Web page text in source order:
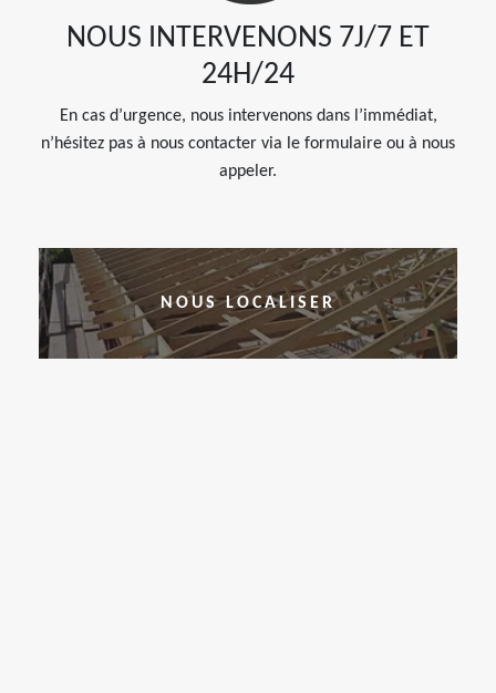
NOUS INTERVENONS 7J/7 ET
24H/24
En cas d’urgence, nous intervenons dans l’immédiat,
n’hésitez pas à nous contacter via le formulaire ou à nous
appeler.
NOUS LOCALISER